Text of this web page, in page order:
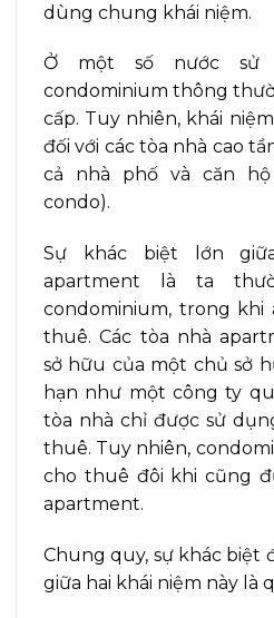
dùng chung khái niệm.
Ở một số nước sử
condominium thông
cấp. Tuy nhiên, khái
đối với các tòa nhà cao
cả nhà phố và căn
condo).
Sự khác biệt lớn
apartment là ta
condominium, trong khi
thuê. Các tòa nhà
sở hữu của một chủ sở
hạn như một công ty
tòa nhà chỉ được sử
thuê. Tuy nhiên,
cho thuê đôi khi cũng
apartment.
Chung quy, sự khác biệt
giữa hai khái niệm này là